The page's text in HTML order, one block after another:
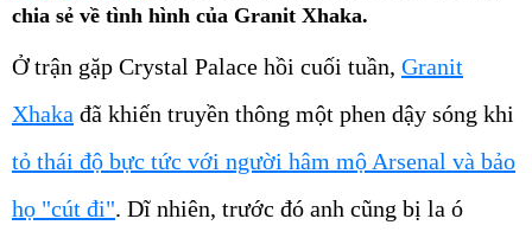
chia sẻ về tình hình của Granit Xhaka.
Ở trận gặp Crystal Palace hồi cuối tuần, Granit
Xhaka đã khiến truyền thông một phen dậy sóng khi
tỏ thái độ bực tức với người hâm mộ Arsenal và bảo
họ "cút đi". Dĩ nhiên, trước đó anh cũng bị la ó